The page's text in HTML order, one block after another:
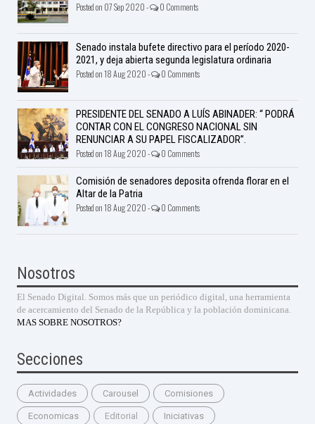
Posted on 07 Sep 2020 - 0 Comments
Senado instala bufete directivo para el período 2020-
2021, y deja abierta segunda legislatura ordinaria
Posted on 18 Aug 2020 - 0 Comments
PRESIDENTE DEL SENADO A LUÍS ABINADER: “ PODRÁ
CONTAR CON EL CONGRESO NACIONAL SIN
RENUNCIAR A SU PAPEL FISCALIZADOR”.
Posted on 18 Aug 2020 - 0 Comments
Comisión de senadores deposita ofrenda florar en el
Altar de la Patria
Posted on 18 Aug 2020 - 0 Comments
Nosotros
El Senado Digital. Somos más que un periódico digital, una herramienta
de acercamiento del Senado de la República y la población dominicana.
MAS SOBRE NOSOTROS?
Secciones
Actividades Carousel Comisiones
Economicas Editorial Iniciativas